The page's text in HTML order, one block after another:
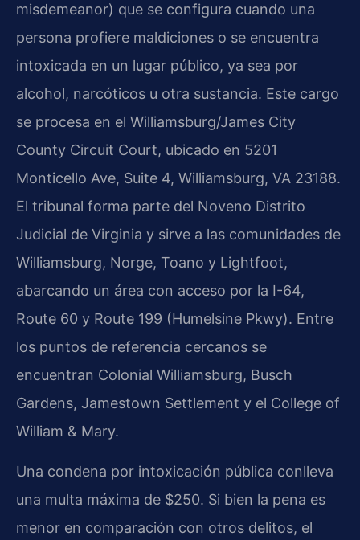
misdemeanor) que se configura cuando una
persona profiere maldiciones o se encuentra
intoxicada en un lugar público, ya sea por
alcohol, narcóticos u otra sustancia. Este cargo
se procesa en el Williamsburg/James City
County Circuit Court, ubicado en 5201
Monticello Ave, Suite 4, Williamsburg, VA 23188.
El tribunal forma parte del Noveno Distrito
Judicial de Virginia y sirve a las comunidades de
Williamsburg, Norge, Toano y Lightfoot,
abarcando un área con acceso por la I-64,
Route 60 y Route 199 (Humelsine Pkwy). Entre
los puntos de referencia cercanos se
encuentran Colonial Williamsburg, Busch
Gardens, Jamestown Settlement y el College of
William & Mary.
Una condena por intoxicación pública conlleva
una multa máxima de $250. Si bien la pena es
menor en comparación con otros delitos, el